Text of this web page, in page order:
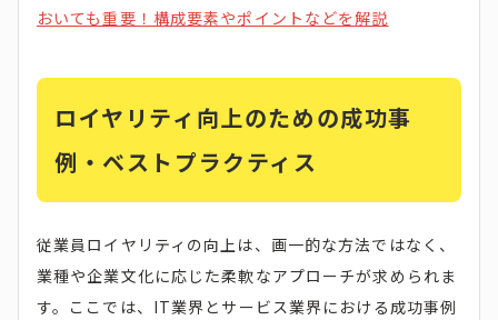
おいても重要！構成要素やポイントなどを解説
ロイヤリティ向上のための成功事
例・ベストプラクティス
従業員ロイヤリティの向上は、画一的な方法ではなく、
業種や企業文化に応じた柔軟なアプローチが求められま
す。ここでは、IT業界とサービス業界における成功事例